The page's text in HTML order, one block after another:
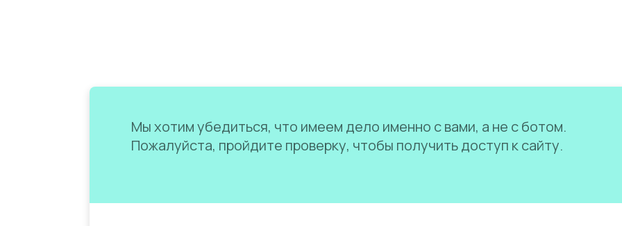
Мы хотим убедиться, что имеем дело именно с вами, а не с ботом.
Пожалуйста, пройдите проверку, чтобы получить доступ к сайту.